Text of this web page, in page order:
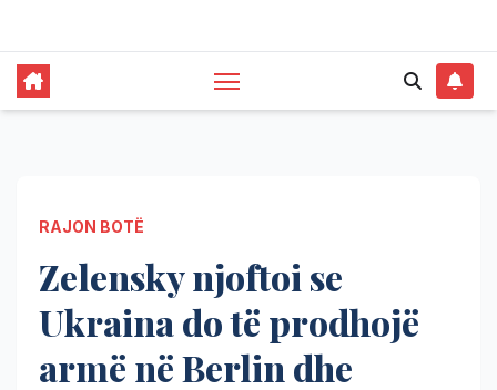
RAJON BOTË
Zelensky njoftoi se
Ukraina do të prodhojë
armë në Berlin dhe